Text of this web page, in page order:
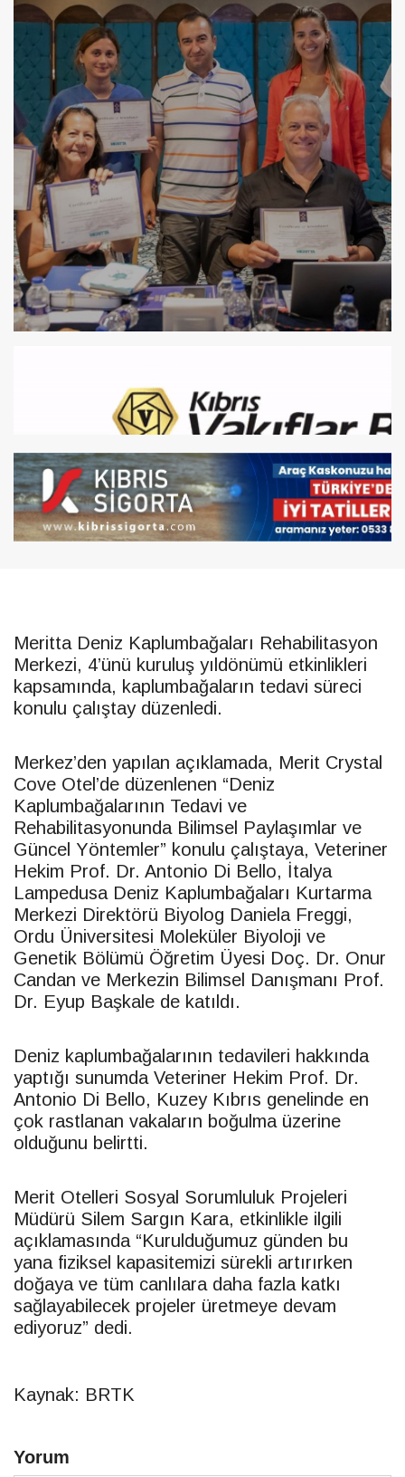
Meritta Deniz Kaplumbağaları Rehabilitasyon
Merkezi, 4’ünü kuruluş yıldönümü etkinlikleri
kapsamında, kaplumbağaların tedavi süreci
konulu çalıştay düzenledi.
Merkez’den yapılan açıklamada, Merit Crystal
Cove Otel’de düzenlenen “Deniz
Kaplumbağalarının Tedavi ve
Rehabilitasyonunda Bilimsel Paylaşımlar ve
Güncel Yöntemler” konulu çalıştaya, Veteriner
Hekim Prof. Dr. Antonio Di Bello, İtalya
Lampedusa Deniz Kaplumbağaları Kurtarma
Merkezi Direktörü Biyolog Daniela Freggi,
Ordu Üniversitesi Moleküler Biyoloji ve
Genetik Bölümü Öğretim Üyesi Doç. Dr. Onur
Candan ve Merkezin Bilimsel Danışmanı Prof.
Dr. Eyup Başkale de katıldı.
Deniz kaplumbağalarının tedavileri hakkında
yaptığı sunumda Veteriner Hekim Prof. Dr.
Antonio Di Bello, Kuzey Kıbrıs genelinde en
çok rastlanan vakaların boğulma üzerine
olduğunu belirtti.
Merit Otelleri Sosyal Sorumluluk Projeleri
Müdürü Silem Sargın Kara, etkinlikle ilgili
açıklamasında “Kurulduğumuz günden bu
yana fiziksel kapasitemizi sürekli artırırken
doğaya ve tüm canlılara daha fazla katkı
sağlayabilecek projeler üretmeye devam
ediyoruz” dedi.
Kaynak: BRTK
Yorum